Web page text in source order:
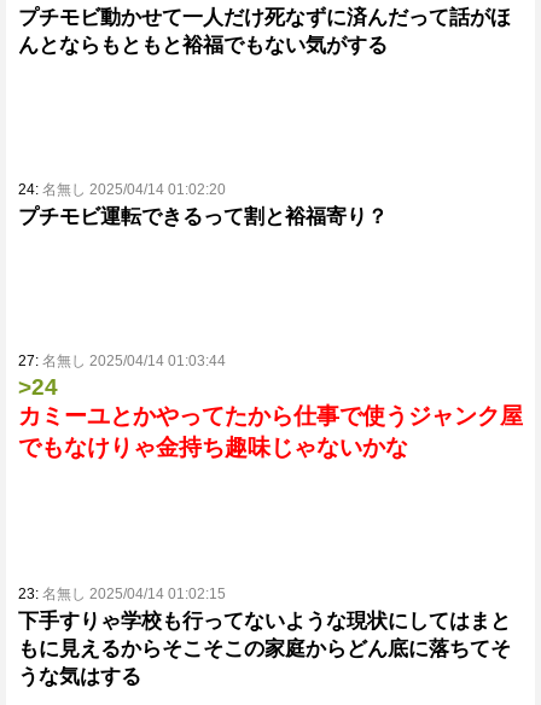
プチモビ動かせて一人だけ死なずに済んだって話がほ
んとならもともと裕福でもない気がする
24: 名無し 2025/04/14 01:02:20
プチモビ運転できるって割と裕福寄り？
27: 名無し 2025/04/14 01:03:44
>24
カミーユとかやってたから仕事で使うジャンク屋
でもなけりゃ金持ち趣味じゃないかな
23: 名無し 2025/04/14 01:02:15
下手すりゃ学校も行ってないような現状にしてはまと
もに見えるからそこそこの家庭からどん底に落ちてそ
うな気はする